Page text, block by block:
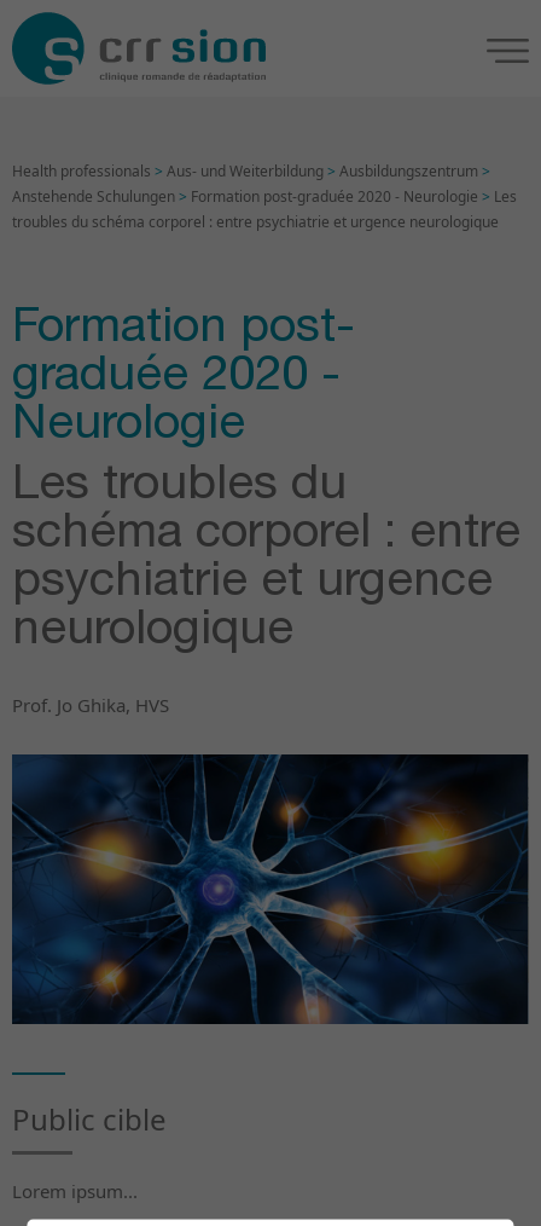
Health professionals > Aus- und Weiterbildung > Ausbildungszentrum >
Anstehende Schulungen> Formation post-graduée 2020 - Neurologie > Les
troubles du schéma corporel : entre psychiatrie et urgence neurologique
Formation post-
graduée 2020 -
Neurologie
Les troubles du
schéma corporel : entre
psychiatrie et urgence
neurologique
Prof. Jo Ghika, HVS
Public cible
Lorem ipsum...